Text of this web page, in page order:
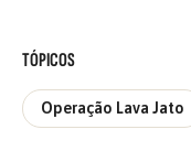
TÓPICOS
Operação Lava Jato